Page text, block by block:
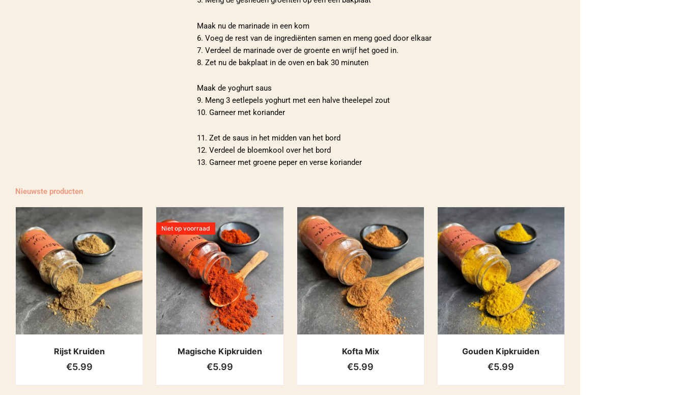
Maak nu de marinade in een kom
6. Voeg de rest van de ingrediënten samen en meng goed door elkaar
7. Verdeel de marinade over de groente en wrijf het goed in.
8. Zet nu de bakplaat in de oven en bak 30 minuten
Maak de yoghurt saus
9. Meng 3 eetlepels yoghurt met een halve theelepel zout
10. Garneer met koriander
11. Zet de saus in het midden van het bord
12. Verdeel de bloemkool over het bord
13. Garneer met groene peper en verse koriander
Nieuwste producten
Rijst Kruiden
€5.99
Magische Kipkruiden
Niet op voorraad
€5.99
Kofta Mix
€5.99
Gouden Kipkruiden
€5.99